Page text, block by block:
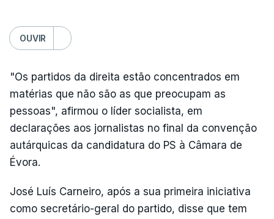
OUVIR
"Os partidos da direita estão concentrados em
matérias que não são as que preocupam as
pessoas", afirmou o líder socialista, em
declarações aos jornalistas no final da convenção
autárquicas da candidatura do PS à Câmara de
Évora.
José Luís Carneiro, após a sua primeira iniciativa
como secretário-geral do partido, disse que tem